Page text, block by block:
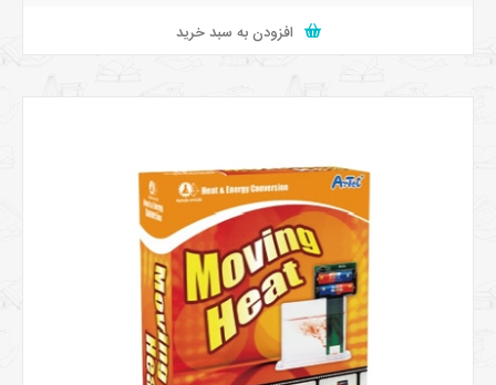
افزودن به سبد خرید